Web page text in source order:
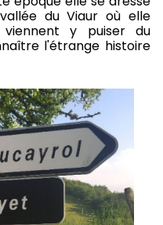
du Viaur où elle
y puiser du
l'étrange histoire